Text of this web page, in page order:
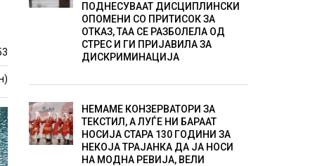
ПОДНЕСУВААТ ДИСЦИПЛИНСКИ
ОПОМЕНИ СО ПРИТИСОК ЗА
ОТКАЗ, ТАА СЕ РАЗБОЛЕЛА ОД
СТРЕС И ГИ ПРИЈАВИЛА ЗА
ДИСКРИМИНАЦИЈА
НЕМАМЕ КОНЗЕРВАТОРИ ЗА
ТЕКСТИЛ, А ЛУЃЕ НИ БАРААТ
НОСИЈА СТАРА 130 ГОДИНИ ЗА
НЕКОЈА ТРАЈАНКА ДА ЈА НОСИ
НА МОДНА РЕВИЈА, ВЕЛИ